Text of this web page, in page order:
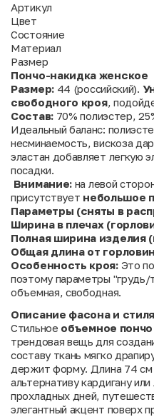
Артикул
Цвет
Состояние
Материал
Размер
Пончо-накидка женское
Размер:44 (российский).
свободного кроя,
Состав:70% полиэстер,
Идеальный баланс:
несминаемость, вискоза
эластан добавляет легкую
посадки.
Внимание: на левой
присутствует небольшое
Параметры (сняты в
Ширина в плечах
Полная ширина изделия
Общая длина от
Особенность кроя:Это
поэтому параметры
объемная, свободная.
Описание фасона и
Стильное объемное пончо
трендовая вещь для
составу ткань мягко
держит форму. Длина 74 см
альтернативу кардигану
прохладных дней,
элегантный акцент поверх